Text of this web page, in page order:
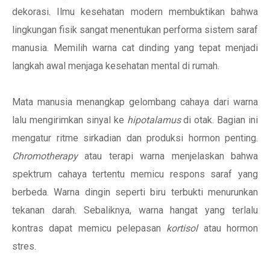
dekorasi. Ilmu kesehatan modern membuktikan bahwa
lingkungan fisik sangat menentukan performa sistem saraf
manusia. Memilih warna cat dinding yang tepat menjadi
langkah awal menjaga kesehatan mental di rumah.
Mata manusia menangkap gelombang cahaya dari warna
lalu mengirimkan sinyal ke hipotalamusdi otak. Bagian ini
mengatur ritme sirkadian dan produksi hormon penting.
Chromotherapyatau terapi warna menjelaskan bahwa
spektrum cahaya tertentu memicu respons saraf yang
berbeda. Warna dingin seperti biru terbukti menurunkan
tekanan darah. Sebaliknya, warna hangat yang terlalu
kontras dapat memicu pelepasan kortisolatau hormon
stres.